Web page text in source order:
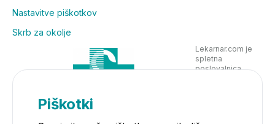
Nastavitve piškotkov
Skrb za okolje
Lekarnar.com je
spletna
poslovalnica
Piškotki